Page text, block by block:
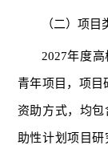
（二）项
2027年度
青年项目，项目
资助方式，均
助性计划项目